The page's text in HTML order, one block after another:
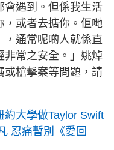
會遇到。但係我生活
，或者去掂你。佢哋
，通常呢啲人就係直
非常之安全。」姚焯
或槍擊案等問題，請
大學做Taylor Swift
忍痛暫別《愛回